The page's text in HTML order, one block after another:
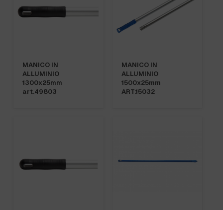
MANICO IN
ALLUMINIO
1300x25mm
art.49803
MANICO IN
ALLUMINIO
1500x25mm
ART.15032